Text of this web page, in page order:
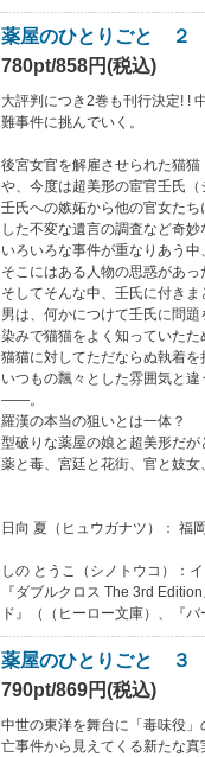
薬屋のひとりごと ２
780pt/858円(税込)
大評判につき2巻も刊行決定! !
難事件に挑んでいく。
後宮女官を解雇させられた猫
や、今度は超美形の宦官壬氏（
壬氏への嫉妬から他の官女た
した不変な遺言の調査など奇妙
いろいろな事件が重なりあう
そこにはある人物の思惑があっ
そしてそんな中、壬氏に付き
男は、何かにつけて壬氏に問
染みで猫猫をよく知っていたた
猫猫に対してただならぬ執着を
いつもの飄々とした雰囲気と
――。
羅漢の本当の狙いとは一体？
型破りな薬屋の娘と超美形だが
薬と毒、宮廷と花街、官と妓女
日向 夏（ヒュウガナツ）： 福
しの とうこ（シノトウコ）：イ
『ダブルクロス The 3rd
ド』（（ヒーロー文庫）、『
薬屋のひとりごと ３
790pt/869円(税込)
中世の東洋を舞台に「毒味役
亡事件から見えてくる新たな